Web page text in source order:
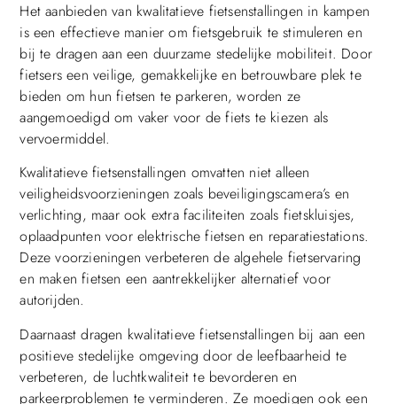
Het aanbieden van kwalitatieve fietsenstallingen in kampen
is een effectieve manier om fietsgebruik te stimuleren en
bij te dragen aan een duurzame stedelijke mobiliteit. Door
fietsers een veilige, gemakkelijke en betrouwbare plek te
bieden om hun fietsen te parkeren, worden ze
aangemoedigd om vaker voor de fiets te kiezen als
vervoermiddel.
Kwalitatieve fietsenstallingen omvatten niet alleen
veiligheidsvoorzieningen zoals beveiligingscamera’s en
verlichting, maar ook extra faciliteiten zoals fietskluisjes,
oplaadpunten voor elektrische fietsen en reparatiestations.
Deze voorzieningen verbeteren de algehele fietservaring
en maken fietsen een aantrekkelijker alternatief voor
autorijden.
Daarnaast dragen kwalitatieve fietsenstallingen bij aan een
positieve stedelijke omgeving door de leefbaarheid te
verbeteren, de luchtkwaliteit te bevorderen en
parkeerproblemen te verminderen. Ze moedigen ook een